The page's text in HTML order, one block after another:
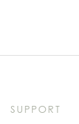
SUPPORT